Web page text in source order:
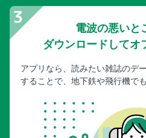
電波の悪いと
ダウンロードしてオ
アプリなら、読みたい雑誌のデ
することで、地下鉄や飛行機で